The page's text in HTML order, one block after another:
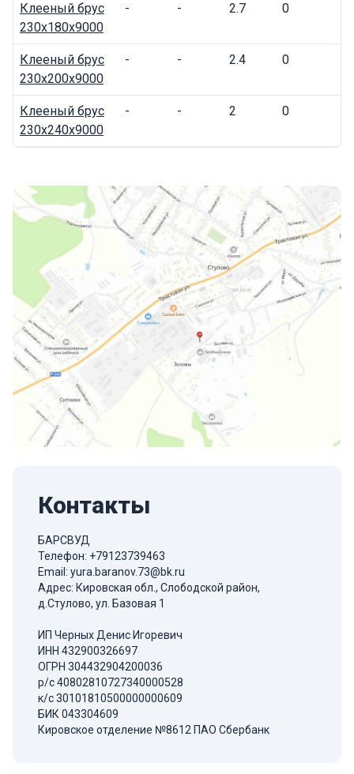
Клееный брус
230x180x9000
- - 2.7 0
Клееный брус
230x200x9000
- - 2.4 0
Клееный брус
230x240x9000
- - 2 0
Контакты
БАРСВУД
Телефон: +79123739463
Email: yura.baranov.73@bk.ru
Адрес: Кировская обл., Слободской район,
д.Стулово, ул. Базовая 1
ИП Черных Денис Игоревич
ИНН 432900326697
ОГРН 304432904200036
р/с 40802810727340000528
к/с 30101810500000000609
БИК 043304609
Кировское отделение №8612 ПАО Сбербанк